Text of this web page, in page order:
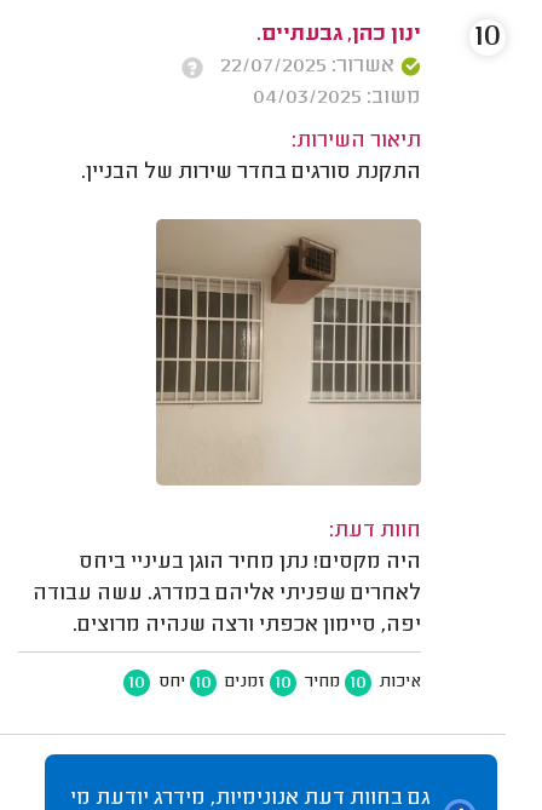
ינון כהן, גבעתיים.
אשרור: 22/07/2025
משוב: 04/03/2025
תיאור השירות:
התקנת סורגים בחדר שירות של הבניין.
חוות דעת:
היה מקסים! נתן מחיר הוגן בעיניי ביחס
לאחרים שפניתי אליהם במדרג. עשה עבודה
יפה, סיימון אכפתי ורצה שנהיה מרוצים.
איכות 10 מחיר 10 זמנים 10 יחס 10
10
גם בחוות דעת אנונימיות, מידרג יודעת מי